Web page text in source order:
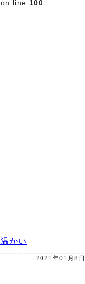
on line 100
かい
2021年01月8日